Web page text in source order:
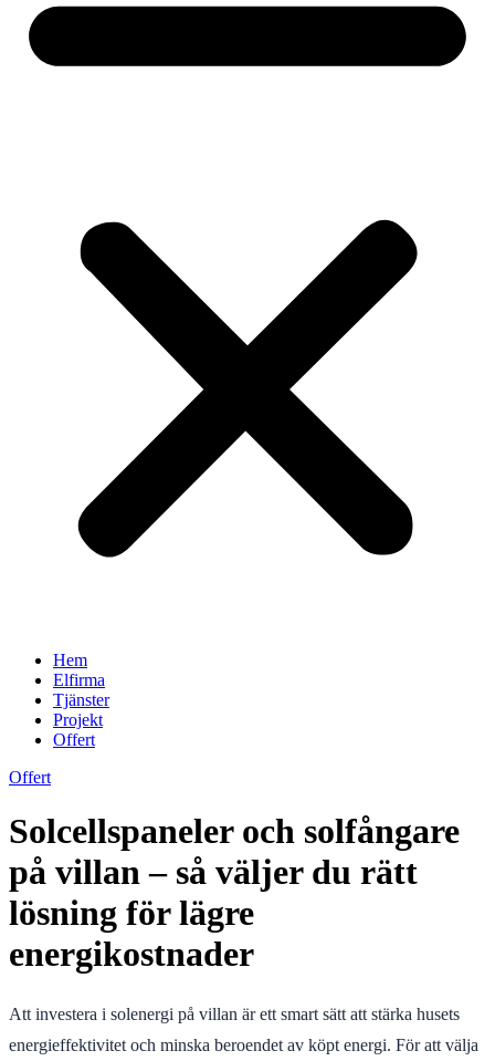
Hem
Elfirma
Tjänster
Projekt
Offert
Offert
Solcellspaneler och solfångare
på villan – så väljer du rätt
lösning för lägre
energikostnader
Att investera i solenergi på villan är ett smart sätt att stärka husets
energieffektivitet och minska beroendet av köpt energi. För att välja